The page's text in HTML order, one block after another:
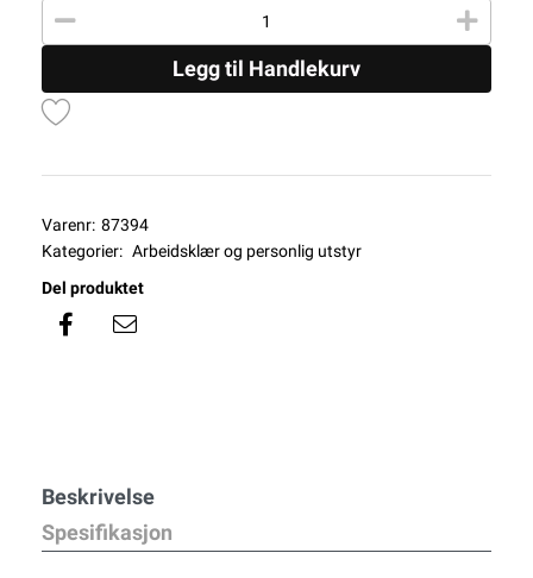
Legg til Handlekurv
Varenr: 87394
Kategorier: Arbeidsklær og personlig utstyr
Del produktet
Beskrivelse
Spesifikasjon